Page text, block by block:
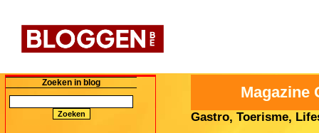
Zoeken in blog
Magazine
Gastro, Toerisme,